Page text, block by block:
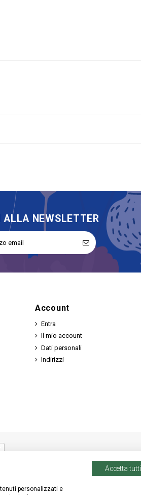
ALLA NEWSLETTER
Account
Entra
Il mio account
Dati personali
Indirizzi
personalizzati e
Accetta